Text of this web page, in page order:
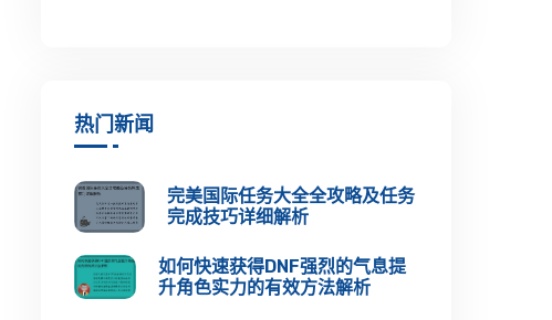
热门新闻
完美国际任务大全全攻略及任务
完成技巧详细解析
如何快速获得DNF强烈的气息提
升角色实力的有效方法解析